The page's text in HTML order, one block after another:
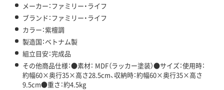
メーカー：ファミリー・ライフ
ブランド：ファミリー・ライフ
カラー：紫檀調
製造国：ベトナム製
組立目安：完成品
その他商品仕様：●素材： MDF（ラッカー塗装）●サイズ：使用時：
約幅60×奥行35×高さ28.5cm、収納時：約幅60×奥行35×高さ
9.5cm●重さ：約4.5kg